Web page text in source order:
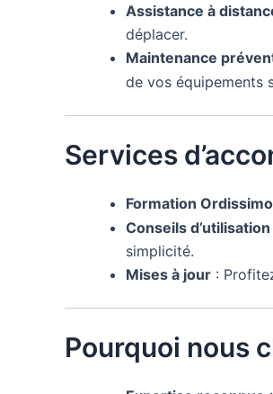
Assistance à
déplacer.
Maintenance
de vos équipements
Services
Formation Ordissimo
Conseils d’utilisation
simplicité.
Mises à jour :
Pourquoi nous